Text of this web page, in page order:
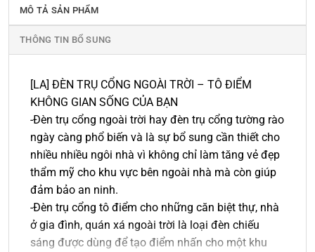
MÔ TẢ SẢN PHẨM
THÔNG TIN BỔ SUNG
[LA] ĐÈN TRỤ CỔNG NGOÀI TRỜI – TÔ ĐIỂM
KHÔNG GIAN SỐNG CỦA BẠN
-Đèn trụ cổng ngoài trời hay đèn trụ cổng tường rào
ngày càng phổ biến và là sự bổ sung cần thiết cho
nhiều nhiều ngôi nhà vì không chỉ làm tăng vẻ đẹp
thẩm mỹ cho khu vực bên ngoài nhà mà còn giúp
đảm bảo an ninh.
-Đèn trụ cổng tô điểm cho những căn biệt thự, nhà
ở gia đình, quán xá ngoài trời là loại đèn chiếu
sáng được dùng để tạo điểm nhấn cho một khu